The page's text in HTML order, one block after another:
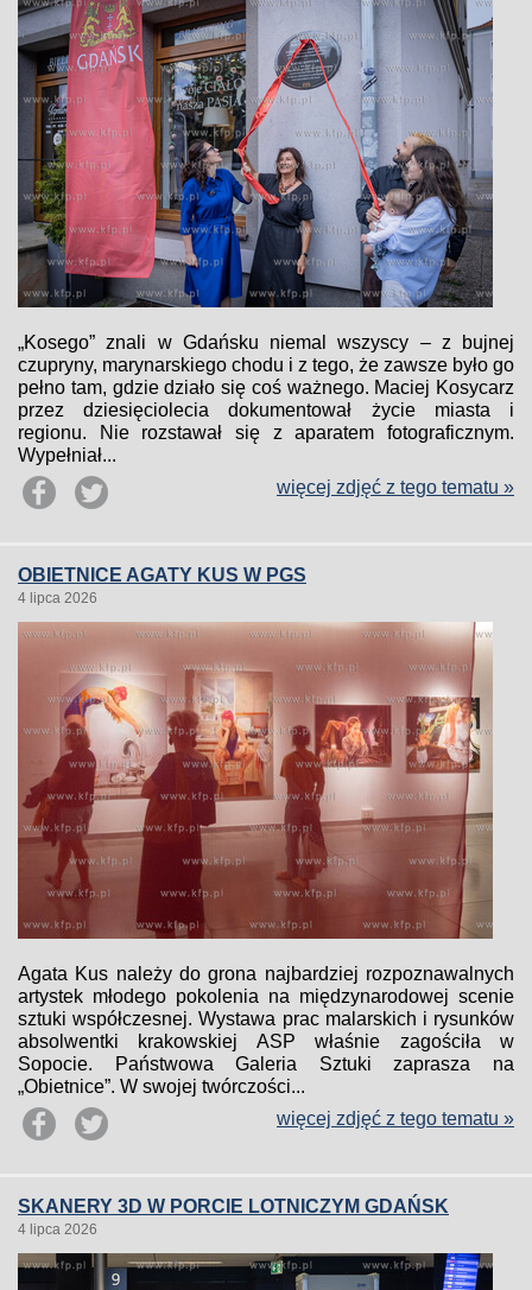
„Kosego” znali w Gdańsku niemal wszyscy – z bujnej
czupryny, marynarskiego chodu i z tego, że zawsze było go
pełno tam, gdzie działo się coś ważnego. Maciej Kosycarz
przez dziesięciolecia dokumentował życie miasta i
regionu. Nie rozstawał się z aparatem fotograficznym.
Wypełniał...
więcej zdjęć z tego tematu »
OBIETNICE AGATY KUS W PGS
4 lipca 2026
Agata Kus należy do grona najbardziej rozpoznawalnych
artystek młodego pokolenia na międzynarodowej scenie
sztuki współczesnej. Wystawa prac malarskich i rysunków
absolwentki krakowskiej ASP właśnie zagościła w
Sopocie. Państwowa Galeria Sztuki zaprasza na
„Obietnice”. W swojej twórczości...
więcej zdjęć z tego tematu »
SKANERY 3D W PORCIE LOTNICZYM GDAŃSK
4 lipca 2026